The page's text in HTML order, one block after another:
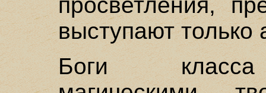
выступают
Боги класса